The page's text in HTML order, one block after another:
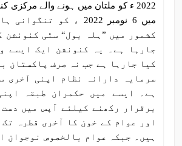
2022 ء کو ملتان میں ہونے والے
میں 6 نومبر 2022 ء کو
کشمور میں ”ہلہ بول“ سٹی کنونشن
جارہا ہے۔ یہ کنونشن ایک ایسے
کیا جارہا ہے جب نہ صرف پاکستان
سرمایہ دارانہ نظام اپنی آخری
ہے۔ ایسے میں حکمران طبقہ
برقرار رکھنے کیلئے آپس میں
اور عوام کے خون کا آخری قطرہ
ہیں۔ جبکہ عوام بالخصوص نوجوان